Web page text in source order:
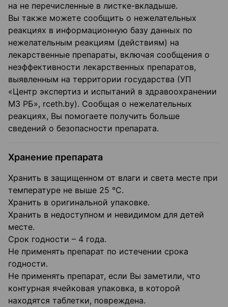
на не перечисленные в листке-вкладыше.
Вы также можете сообщить о нежелательных
реакциях в информационную базу данных по
нежелательным реакциям (действиям) на
лекарственные препараты, включая сообщения о
неэффективности лекарственных препаратов,
выявленным на территории государства (УП
«Центр экспертиз и испытаний в здравоохранении
МЗ РБ», rceth.by). Сообщая о нежелательных
реакциях, Вы помогаете получить больше
сведений о безопасности препарата.
Хранение препарата
Хранить в защищенном от влаги и света месте при
температуре не выше 25 °C.
Хранить в оригинальной упаковке.
Хранить в недоступном и невидимом для детей
месте.
Срок годности – 4 года.
Не применять препарат по истечении срока
годности.
Не применять препарат, если Вы заметили, что
контурная ячейковая упаковка, в которой
находятся таблетки, повреждена.